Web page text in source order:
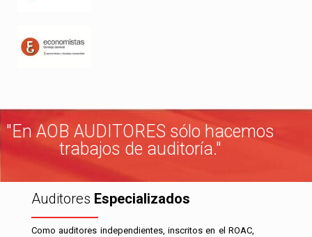
"En AOB AUDITORES sólo hacemos
trabajos de auditoría."
Auditores Especializados
Como auditores independientes, inscritos en el ROAC,